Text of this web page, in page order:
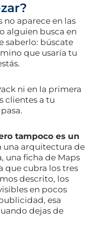
no aparece en las
alguien busca en
saberlo: búscate
que usaría tu
ni en la primera
clientes a tu
tampoco es un
una arquitectura de
una ficha de Maps
que cubra los tres
descrito, los
en pocos
esa
dejas de